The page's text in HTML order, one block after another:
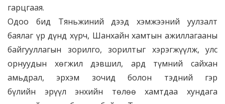
гарцгаая.
Одоо бид Тяньжиний дээд хэмжээний уулзалт
баялаг үр дүнд хүрч, Шанхайн хамтын ажиллагааны
байгууллагын зорилго, зорилтыг хэрэгжүүлж, улс
орнуудын хөгжил дэвшил, ард түмний сайхан
амьдрал, эрхэм зочид болон тэдний гэр
бүлийн эрүүл энхийн төлөө хамтдаа хундага